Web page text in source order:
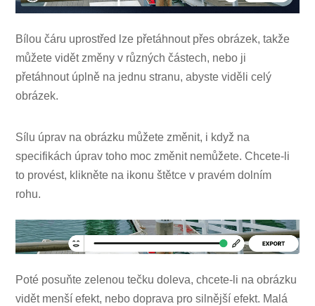
Bílou čáru uprostřed lze přetáhnout přes obrázek, takže
můžete vidět změny v různých částech, nebo ji
přetáhnout úplně na jednu stranu, abyste viděli celý
obrázek.
Sílu úprav na obrázku můžete změnit, i když na
specifikách úprav toho moc změnit nemůžete. Chcete-li
to provést, klikněte na ikonu štětce v pravém dolním
rohu.
Poté posuňte zelenou tečku doleva, chcete-li na obrázku
vidět menší efekt, nebo doprava pro silnější efekt. Malá